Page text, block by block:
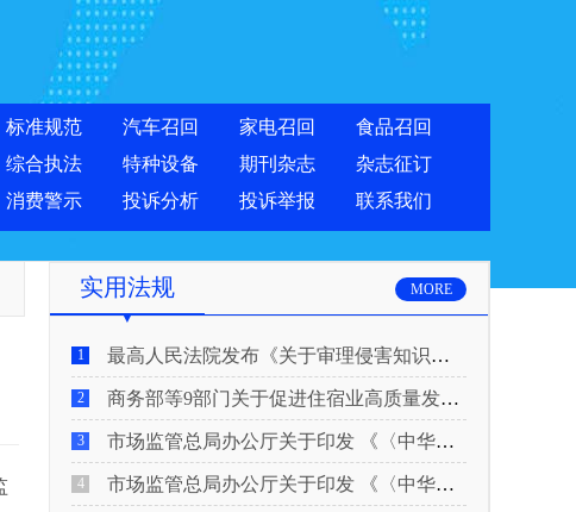
标准规范 汽车召回 家电召回
食品召回
综合执法 特种设备 期刊杂志
杂志征订
消费警示 投诉分析 投诉举报 联系我们
实用法规 MORE
1 最高人民法院发布《关于审理侵害知识产权民事纠纷案件适用惩罚性赔偿的解释》
2 商务部等9部门关于促进住宿业高质量发展的指导意见
3 市场监管总局办公厅关于印发 《〈中华人民共和国广告法〉适用问题 执法指南（二）》的通知
4 市场监管总局办公厅关于印发 《〈中华人民共和国广告法〉适用问题 执法指南（一）》的通知